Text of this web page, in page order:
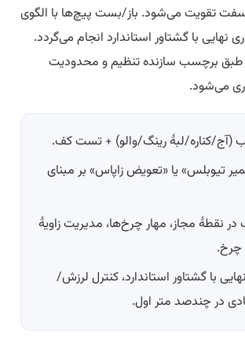
تقویت می‌شود. باز/بست پیچ‌ها با الگوی
با گشتاور استاندارد انجام می‌گردد.
طبق برچسب سازنده تنظیم و محدودیت
می‌شود.
(آج/کناره/لبهٔ رینگ/والو) + تست کف.
تیوبلس» یا «تعویض زاپاس» بر مبنای
نقطهٔ مجاز، مهار چرخ‌ها، مدیریت زاویهٔ
چرخ.
با گشتاور استاندارد، کنترل لرزش/
در چندصد متر اول.